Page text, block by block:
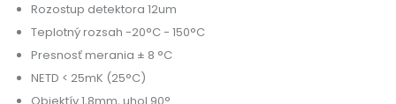
Rozostup detektora 12um
Teplotný rozsah -20°C - 150°C
Presnosť merania ± 8 °C
NETD < 25mK (25°C)